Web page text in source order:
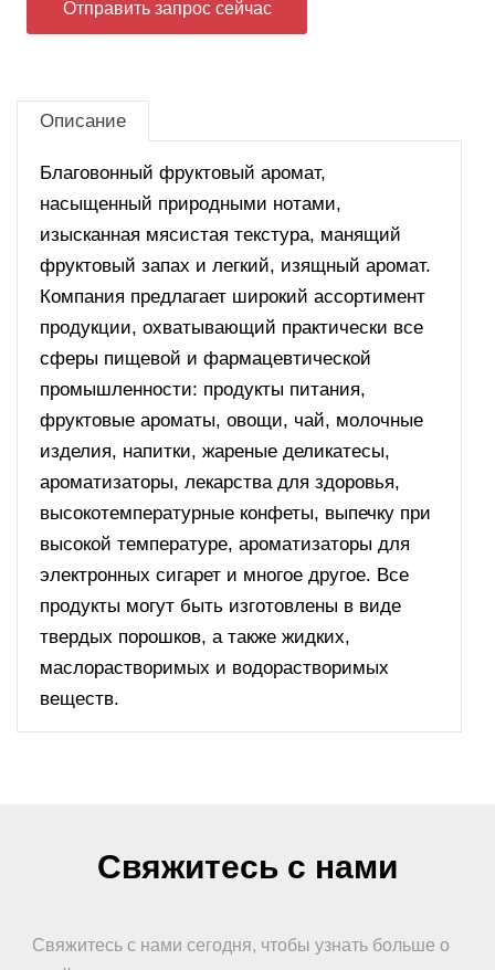
Отправить запрос сейчас
Описание
Благовонный фруктовый аромат,
насыщенный природными нотами,
изысканная мясистая текстура, манящий
фруктовый запах и легкий, изящный аромат.
Компания предлагает широкий ассортимент
продукции, охватывающий практически все
сферы пищевой и фармацевтической
промышленности: продукты питания,
фруктовые ароматы, овощи, чай, молочные
изделия, напитки, жареные деликатесы,
ароматизаторы, лекарства для здоровья,
высокотемпературные конфеты, выпечку при
высокой температуре, ароматизаторы для
электронных сигарет и многое другое. Все
продукты могут быть изготовлены в виде
твердых порошков, а также жидких,
маслорастворимых и водорастворимых
веществ.
Свяжитесь с нами
Свяжитесь с нами сегодня, чтобы узнать больше о